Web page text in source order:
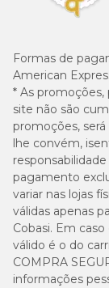
Formas de
American
* As
site não são
promoções,
lhe convém,
pagamento
variar nas lojas
válidas apenas
Cobasi. Em
válido é o do
COMPRA
informações